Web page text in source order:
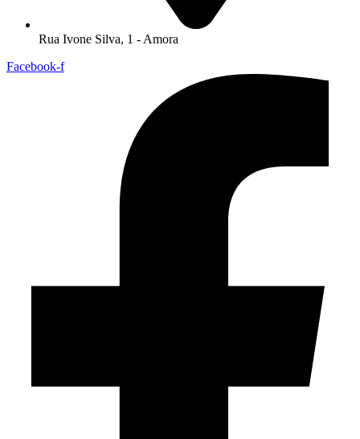
Rua Ivone Silva, 1 - Amora
Facebook-f